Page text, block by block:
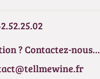
? Contactez-nous…